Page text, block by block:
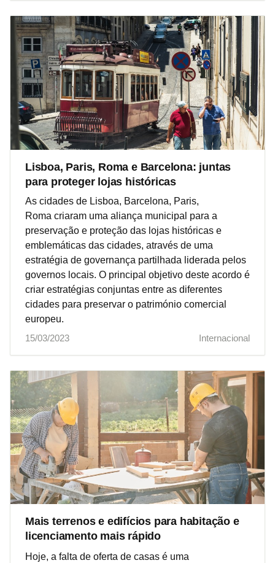
Lisboa, Paris, Roma e Barcelona: juntas
para proteger lojas históricas
As cidades de Lisboa, Barcelona, ​​​​Paris,
Roma criaram uma aliança municipal para a
preservação e proteção das lojas históricas e
emblemáticas das cidades, através de uma
estratégia de governança partilhada liderada pelos
governos locais. O principal objetivo deste acordo é
criar estratégias conjuntas entre as diferentes
cidades para preservar o património comercial
europeu.
15/03/2023
Internacional
Mais terrenos e edifícios para habitação e
licenciamento mais rápido
Hoje, a falta de oferta de casas é uma